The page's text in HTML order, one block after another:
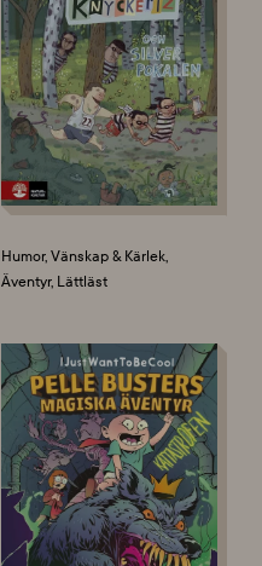
Humor, Vänskap & Kärlek,
Äventyr, Lättläst